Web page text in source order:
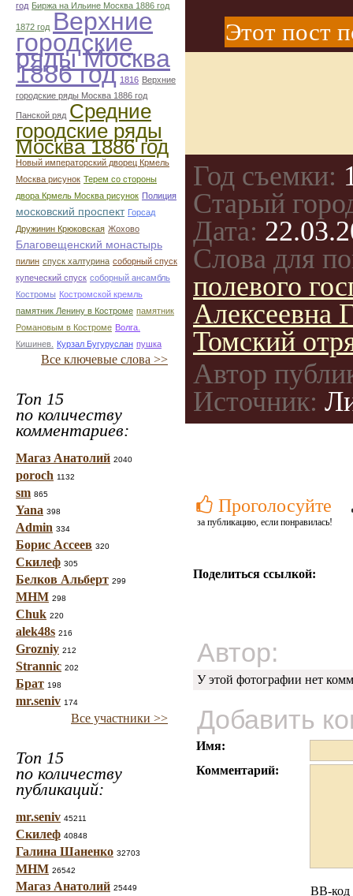
год Биржа на Ильине Москва 1886 год
1872 год Верхние
городские
ряды Москва
1886 год 1816 Верхние
городские ряды Москва 1886 год
Панской ряд Средние
городские ряды
Москва 1886 год
Новый императорский дворец Крмель
Москва рисунок Терем со стороны
двора Крмель Москва рисунок Полиция
московский проспект Горсад
Дружинин Крюковская Жохово
Благовещенский монастырь
пилин спуск халтурина соборный спуск
купеческий спуск соборный ансамбль
Костромы Костромской кремль
памятник Ленину в Костроме памятник
Романовым в Костроме Волга.
Кишинев.
Курзал Бугуруслан пушка
Все ключевые слова >>
Топ 15
по количеству
комментариев:
Магаз Анатолий 2040
poroch 1132
sm 865
Yana 398
Admin 334
Борис Ассеев 320
Скилеф 305
Белков Альберт 299
МНМ 298
Chuk 220
alek48s 216
Grozniy 212
Strannic 202
Брат 198
mr.seniv 174
Все участники >>
Топ 15
по количеству
публикаций:
mr.seniv 45211
Скилеф 40848
Галина Шаненко 32703
МНМ 26542
Магаз Анатолий 25449
Этот пост
Год съемки:
Старый
Дата:
Слова для
полевого
Алексеевна
Томский
Автор
Источник:
Проголосуйте
за публикацию, если понравилась!
Поделиться ссылкой:
Автор:
У этой фотографии нет
Добавить
Имя:
Комментарий:
BB-код